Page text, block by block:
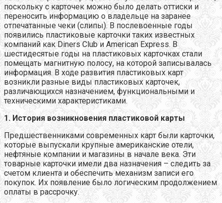
поскольку с карточек можно было делать оттиски и
переносить информацию о владельце на заранее
отпечатанные чеки (слипы). В послевоенные годы
появились пластиковые карточки таких известных
компаний как Diners Club и American Express. В
шестидесятые годы на пластиковых карточках стали
помещать магнитную полосу, на которой записывалась
информация. В ходе развития пластиковых карт
возникли разные виды пластиковых карточек,
различающихся назначением, функциональными и
техническими характеристиками.
1. История возникновения пластиковой карты
Предшественниками современных карт были карточки,
которые выпускали крупные американские отели,
нефтяные компании и магазины в начале века. Эти
товарные карточки имели два назначения – следить за
счетом клиента и обеспечить механизм записи его
покупок. Их появление было логическим продолжением
оплаты в рассрочку.